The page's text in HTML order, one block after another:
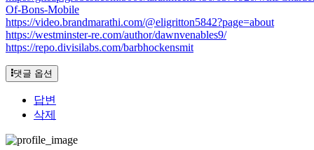
Of-Bons-Mobile
https://video.brandmarathi.com/@eligritton5842?page=about
https://westminster-re.com/author/dawnvenables9/
https://repo.divisilabs.com/barbhockensmit
댓글 옵션
답변
삭제